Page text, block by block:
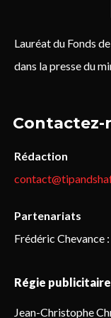
Lauréat du Fonds
dans la presse du
Contactez-
Rédaction
Partenariats
Frédéric Chevance :
Régie
Jean-Christophe